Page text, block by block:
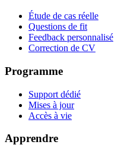
Étude de cas réelle
Questions de fit
Feedback personnalisé
Correction de CV
Programme
Support dédié
Mises à jour
Accès à vie
Apprendre